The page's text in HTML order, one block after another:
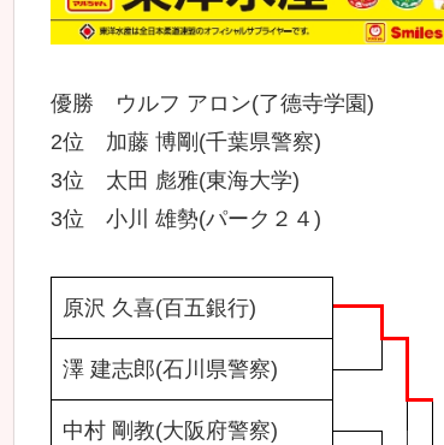
優勝 ウルフ アロン(了德寺学園)
2位 加藤 博剛(千葉県警察)
3位 太田 彪雅(東海大学)
3位 小川 雄勢(パーク２４)
原沢 久喜(百五銀行)
澤 建志郎(石川県警察)
中村 剛教(大阪府警察)